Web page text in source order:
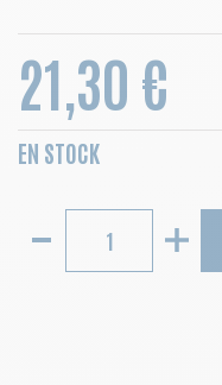
21,30 €
EN STOCK